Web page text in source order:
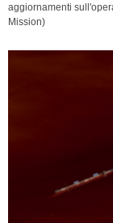
aggiornamenti
Mission)